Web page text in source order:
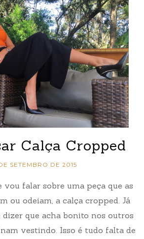
Calça Cropped
SETEMBRO DE 2015
vou falar sobre uma peça que as
ou odeiam, a calça cropped. Já
que acha bonito nos outros
vestindo. Isso é tudo falta de